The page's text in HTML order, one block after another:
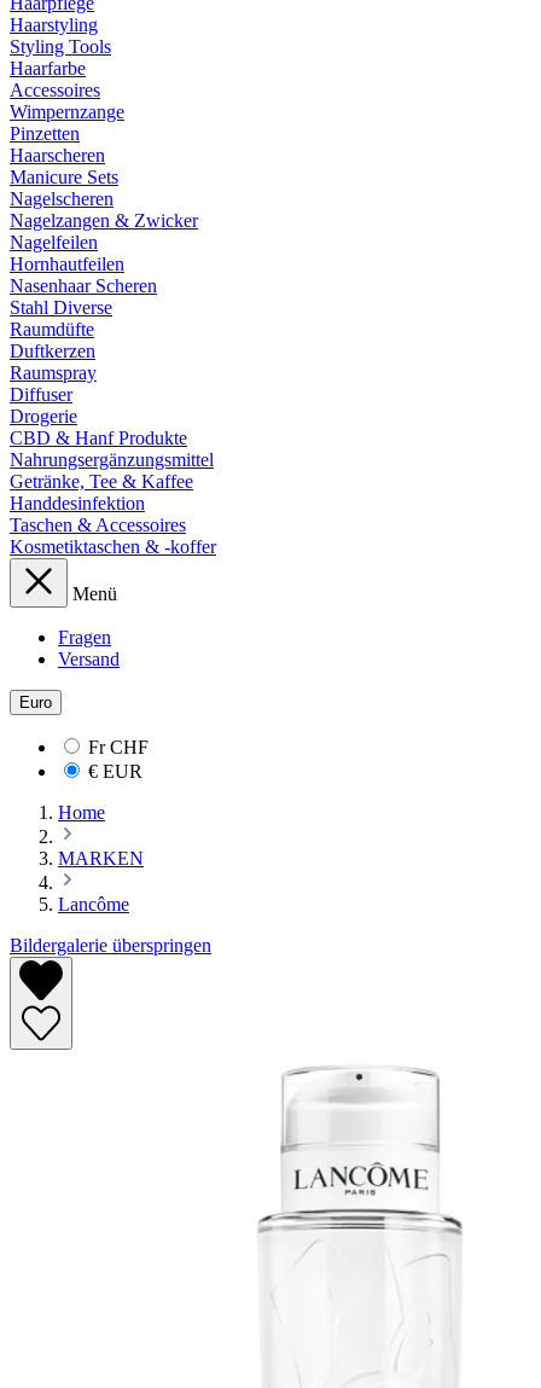
Haarstyling
Styling Tools
Haarfarbe
Accessoires
Wimpernzange
Pinzetten
Haarscheren
Manicure Sets
Nagelscheren
Nagelzangen & Zwicker
Nagelfeilen
Hornhautfeilen
Nasenhaar Scheren
Stahl Diverse
Raumdüfte
Duftkerzen
Raumspray
Diffuser
Drogerie
CBD & Hanf Produkte
Nahrungsergänzungsmittel
Getränke, Tee & Kaffee
Handdesinfektion
Taschen & Accessoires
Kosmetiktaschen & -koffer
Menü
Fragen
Versand
Euro
FrCHF
€ EUR
Home
MARKEN
Lancôme
Bildergalerie überspringen